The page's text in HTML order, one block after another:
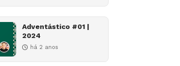
Adventástico #01 |
2024
há 2 anos